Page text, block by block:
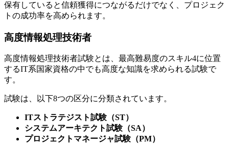
保有していると信頼獲得につながるだけでなく、プロジェク
トの成功率を高められます。
高度情報処理技術者
高度情報処理技術者試験とは、 最高難易度のスキル4に位置
するIT系国家資格の中でも高度な知識を求められる試験で
す。
試験は、以下8つの区分に分類されています。
ITストラテジスト試験（ST）
システムアーキテクト試験（SA）
プロジェクトマネージャ試験（PM）